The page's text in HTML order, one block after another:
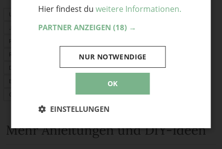
Upcycling
Jeans Upcycling
Papier & Karton
Recycling-Ideen
Deko selber machen
Basteln
Garten-Deko
Mehr Anleitungen und DIY-Ideen
Hier findest du weitere Informationen.
PARTNER ANZEIGEN (18) →
OK
NUR NOTWENDIGE
EINSTELLUNGEN